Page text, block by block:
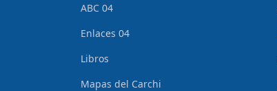
ABC 04
Enlaces 04
Libros
Mapas del Carchi